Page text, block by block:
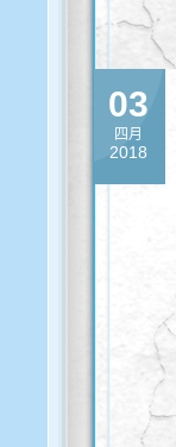
03
四月
2018